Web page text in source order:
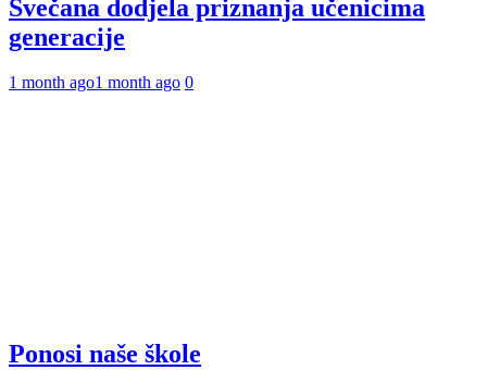
Svečana dodjela priznanja učenicima
generacije
1 month ago1 month ago 0
Ponosi naše škole